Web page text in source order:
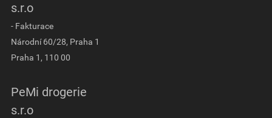
s.r.o
- Fakturace
Národní 60/28, Praha 1
Praha 1, 110 00
PeMi drogerie
s.r.o